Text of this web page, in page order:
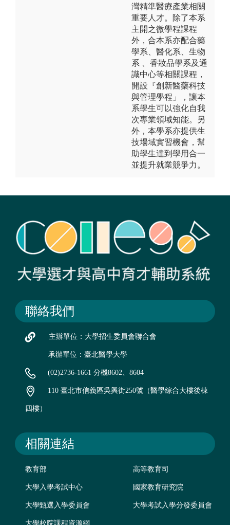
灣精準醫療產業相關
重要人才。除了本系
主開之微學程課程
外，合本系亦配合藥
學系、醫化系、生物
系 、香妝品學系及通
識中心等相關課程，
開設『創新醫藥科技
與管理學程」，讓本
系學生可以強化自我
次專業領域知能。另
外，本學系亦提供生
技場域實習機會，幫
助學生達到學用合一
並提升就業競爭力。
聯絡我們
主辦單位：大學招生委員會聯合會
承辦單位：臺北醫學大學
(02)2736-1661 分機8602、8604
110 臺北市信義區吳興街250號（醫學綜合大樓後棟
四樓）
相關連結
教育部 高等教育司
大學入學考試中心 國家教育研究院
大學甄選入學委員會 大學考試入學分發委員會
大學校院課程資源網